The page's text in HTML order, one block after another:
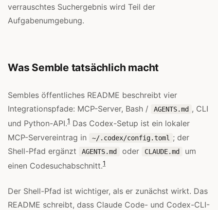
verrauschtes Suchergebnis wird Teil der
Aufgabenumgebung.
Was Semble tatsächlich macht
Sembles öffentliches README beschreibt vier
Integrationspfade: MCP-Server, Bash /
AGENTS.md , CLI
und Python-API.1 Das Codex-Setup ist ein lokaler
MCP-Servereintrag in
~/.codex/config.toml
; der
Shell-Pfad ergänzt
AGENTS.md oder CLAUDE.md
um
einen Codesuchabschnitt.1
Der Shell-Pfad ist wichtiger, als er zunächst wirkt. Das
README schreibt, dass Claude Code- und Codex-CLI-